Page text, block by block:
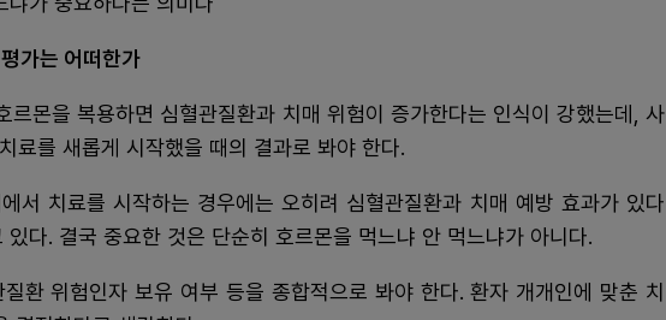
가는 어떠한가
르몬을 복용하면 심혈관질환과 치매 위험이 증가한다는 인식이 강했는데, 사
료를 새롭게 시작했을 때의 결과로 봐야 한다.
서 치료를 시작하는 경우에는 오히려 심혈관질환과 치매 예방 효과가 있다
있다. 결국 중요한 것은 단순히 호르몬을 먹느냐 안 먹느냐가 아니다.
환 위험인자 보유 여부 등을 종합적으로 봐야 한다. 환자 개개인에 맞춘 치